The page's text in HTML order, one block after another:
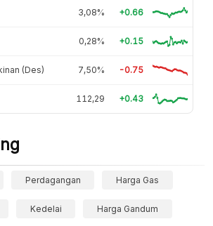
3,08% +0.66
0,28% +0.15
(Des) 7,50% -0.75
112,29 +0.43
Perdagangan Harga Gas
Kedelai Harga Gandum